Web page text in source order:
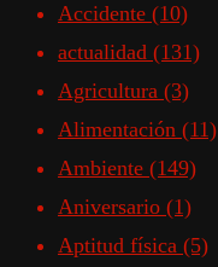
Accidente (10)
actualidad (131)
Agricultura (3)
Alimentación (11)
Ambiente (149)
Aniversario (1)
Aptitud física (5)